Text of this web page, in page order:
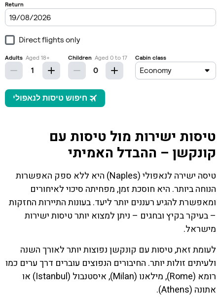
טיסות ישירות מול טיסות עם
קונקשן – ההבדל האמיתי
טיסה ישירה לנאפולי (Naples) היא ללא ספק האפשרות
הנוחה ביותר. היא חוסכת זמן, מפחיתה סיכוי לאיחורים
ומאפשרת להגיע רעננים יותר ליעד. בעונות התיירות החזקות
– בעיקר בקיץ ובחגים – ניתן למצוא יותר טיסות ישירות
מישראל.
לעומת זאת, טיסות עם קונקשן נפוצות יותר לאורך השנה
ולעיתים זולות יותר. החיבורים הנפוצים עוברים דרך ערים כמו
רומא (Rome), מילאנו (Milan), איסטנבול (Istanbul) או
אתונה (Athens).